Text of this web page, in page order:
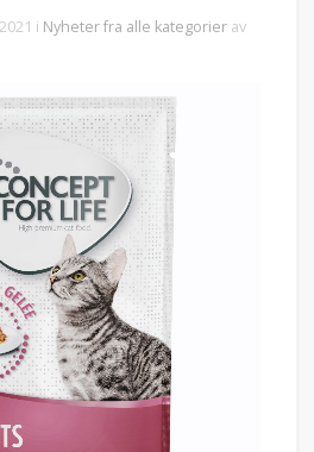
i Nyheter fra alle kategorier av